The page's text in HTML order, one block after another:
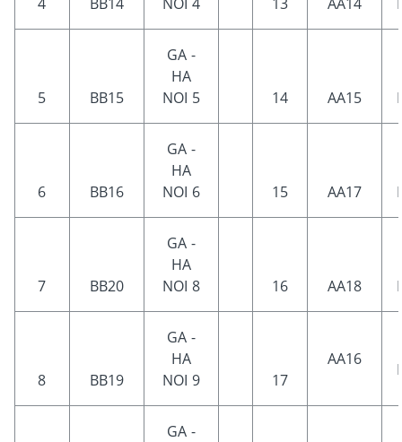
5 BB15
GA -
HA
NOI 5
14 AA15
6 BB16
GA -
HA
NOI 6
15 AA17
7 BB20
GA -
HA
NOI 8
16 AA18
8 BB19
GA -
HA
NOI 9
17
AA16
GA -